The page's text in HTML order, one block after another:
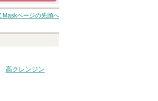
ョッピングサイト
へ
Maskページの先頭へ
高クレンジン